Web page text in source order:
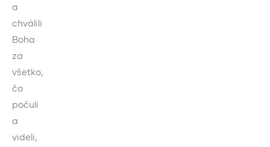
a
chválili
Boha
za
všetko,
čo
počuli
a
videli,